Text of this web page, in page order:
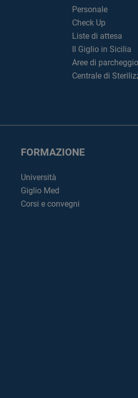
Personale
Check Up
Liste di attesa
Il Giglio in Sicilia
Aree di parcheggio
Centrale di
FORMAZIONE
Università
Giglio Med
Corsi e convegni